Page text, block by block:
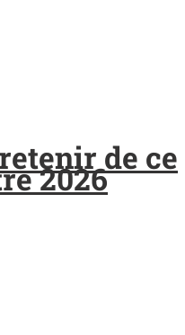
de ce
2026